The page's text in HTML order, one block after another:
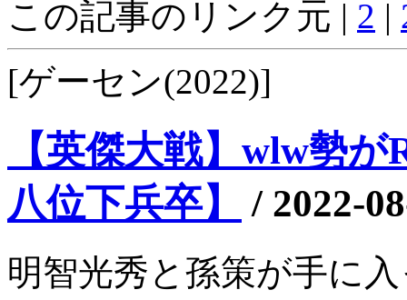
この記事のリンク元 | 2 |
[ゲーセン(2022)]
【英傑大戦】wlw勢
八位下兵卒】
/ 2022-
明智光秀と孫策が手に